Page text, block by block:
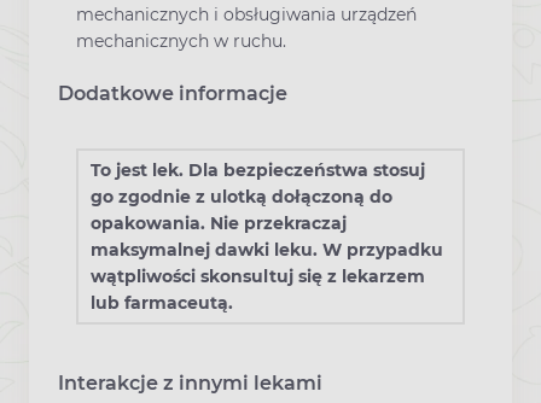
mechanicznych i obsługiwania urządzeń
mechanicznych w ruchu.
Dodatkowe informacje
To jest lek. Dla bezpieczeństwa stosuj
go zgodnie z ulotką dołączoną do
opakowania. Nie przekraczaj
maksymalnej dawki leku. W przypadku
wątpliwości skonsultuj się z lekarzem
lub farmaceutą.
Interakcje z innymi lekami